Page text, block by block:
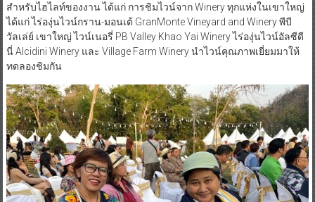
สำหรับไฮไลท์ของงาน ได้แก่ การชิมไวน์จาก Winery ทุกแห่งในเขาใหญ่
ได้แก่ ไร่องุ่นไวน์กราน-มอนเต้ GranMonte Vineyard and Winery พีบี
วัลเล่ย์ เขาใหญ่ ไวน์เนอรี่ PB Valley Khao Yai Winery ไร่องุ่นไวน์อัลซีดี
นี่ Alcidini Winery และ Village Farm Winery นำไวน์คุณภาพเยี่ยมมาให้
ทดลองชิมกัน